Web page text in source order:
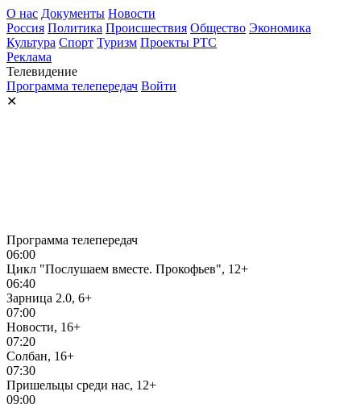
О нас Документы Новости
Россия Политика Происшествия Общество Экономика
Культура Спорт Туризм Проекты РТС
Реклама
Телевидение
Программа телепередач Войти
✕
Программа телепередач
06:00
Цикл "Послушаем вместе. Прокофьев", 12+
06:40
Зарница 2.0, 6+
07:00
Новости, 16+
07:20
Солбан, 16+
07:30
Пришельцы среди нас, 12+
09:00